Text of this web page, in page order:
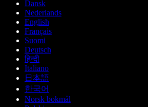
Dansk
Nederlands
English
Français
Suomi
Deutsch
हिन्दी
Italiano
日本語
한국어
Norsk bokmål